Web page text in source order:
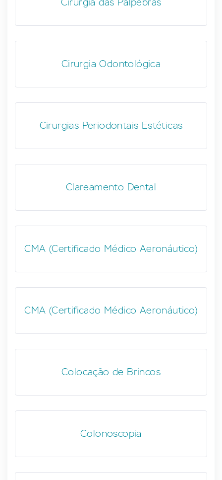
Cirurgia Odontológica
Cirurgias Periodontais Estéticas
Clareamento Dental
CMA (Certificado Médico Aeronáutico)
CMA (Certificado Médico Aeronáutico)
Colocação de Brincos
Colonoscopia